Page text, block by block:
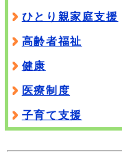
ひとり親家庭支援
高齢者福祉
健康
医療制度
子育て支援